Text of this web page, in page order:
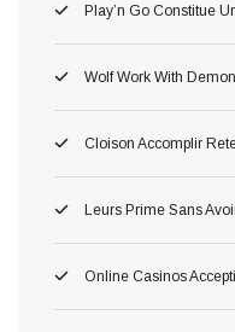
Play’n Go Constitue
Wolf Work With
Cloison Accomplir
Leurs Prime Sans
Online Casinos